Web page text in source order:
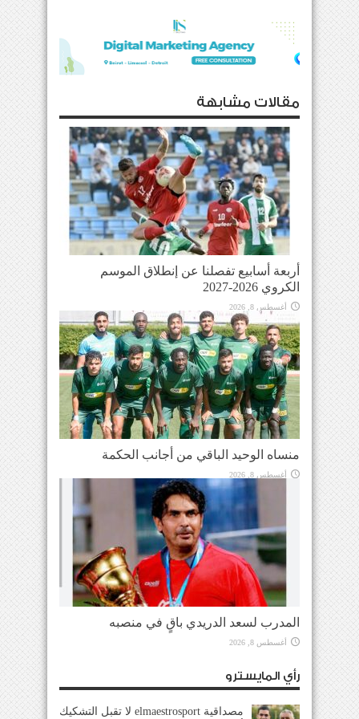
مقالات مشابهة
أربعة أسابيع تفصلنا عن إنطلاق الموسم
الكروي 2026-2027
أغسطس 8, 2026
منساه الوحيد الباقي من أجانب الحكمة
أغسطس 8, 2026
المدرب لسعد الدريدي باقٍ في منصبه
أغسطس 8, 2026
رأي المايسترو
مصداقية elmaestrosport لا تقبل التشكيك